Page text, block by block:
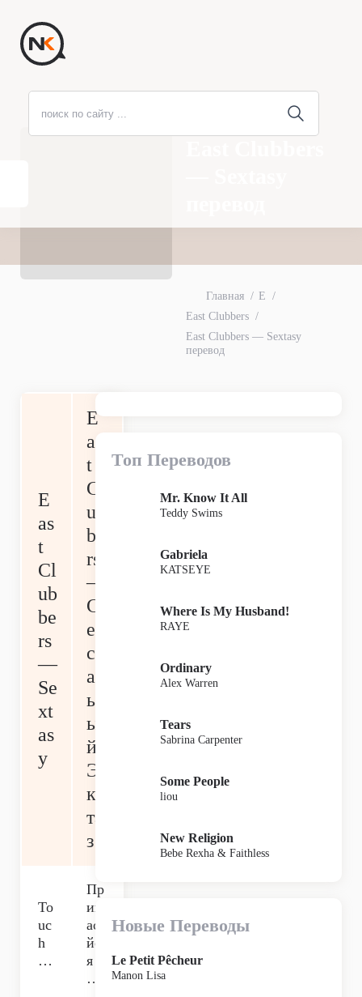
Главная
E
East Clubbers
East Clubbers — Sextasy
перевод
E
as
t
Cl
ub
be
rs
—
Se
xt
as
y
E
as
t
Cl
ub
be
rs
—
С
ек
су
ал
ьн
ы
й
Э
кс
та
з
To
uc
h
…
Пр
ик
аса
йс
я
…
Топ Переводов
Mr. Know It All
Teddy Swims
Gabriela
KATSEYE
Where Is My Husband!
RAYE
Ordinary
Alex Warren
Tears
Sabrina Carpenter
Some People
liou
New Religion
Bebe Rexha & Faithless
Новые Переводы
Le Petit Pêcheur
Manon Lisa